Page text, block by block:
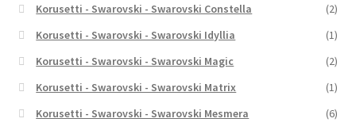
Korusetti - Swarovski - Swarovski Constella
(2)
Korusetti - Swarovski - Swarovski Idyllia
(1)
Korusetti - Swarovski - Swarovski Magic
(2)
Korusetti - Swarovski - Swarovski Matrix
(1)
Korusetti - Swarovski - Swarovski Mesmera
(6)